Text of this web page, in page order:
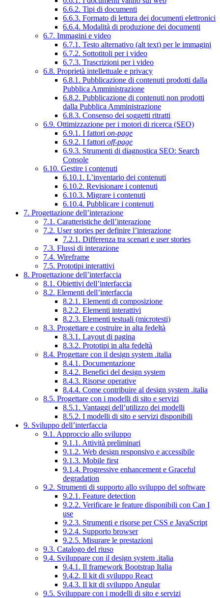
6.6.2. Tipi di documenti
6.6.3. Formato di lettura dei documenti elettronici
6.6.4. Modalità di produzione dei documenti
6.7. Immagini e video
6.7.1. Testo alternativo (alt text) per le immagini
6.7.2. Sottotitoli per i video
6.7.3. Trascrizioni per i video
6.8. Proprietà intellettuale e privacy
6.8.1. Pubblicazione di contenuti prodotti dalla
Pubblica Amministrazione
6.8.2. Pubblicazione di contenuti non prodotti
dalla Pubblica Amministrazione
6.8.3. Consenso dei soggetti ritratti
6.9. Ottimizzazione per i motori di ricerca (SEO)
6.9.1. I fattori on-page
6.9.2. I fattori off-page
6.9.3. Strumenti di diagnostica SEO: Search
Console
6.10. Gestire i contenuti
6.10.1. L’inventario dei contenuti
6.10.2. Revisionare i contenuti
6.10.3. Migrare i contenuti
6.10.4. Pubblicare i contenuti
7. Progettazione dell’interazione
7.1. Caratteristiche dell’interazione
7.2. User stories per definire l’interazione
7.2.1. Differenza tra scenari e user stories
7.3. Flussi di interazione
7.4. Wireframe
7.5. Prototipi interattivi
8. Progettazione dell’interfaccia
8.1. Obiettivi dell’interfaccia
8.2. Elementi dell’interfaccia
8.2.1. Elementi di composizione
8.2.2. Elementi interattivi
8.2.3. Elementi testuali (microtesti)
8.3. Progettare e costruire in alta fedeltà
8.3.1. Layout di pagina
8.3.2. Prototipi in alta fedeltà
8.4. Progettare con il design system .italia
8.4.1. Documentazione
8.4.2. Benefici del design system
8.4.3. Risorse operative
8.4.4. Come contribuire al design system .italia
8.5. Progettare con i modelli di sito e servizi
8.5.1. Vantaggi dell’utilizzo dei modelli
8.5.2. I modelli di sito e servizi disponibili
9. Sviluppo dell’interfaccia
9.1. Approccio allo sviluppo
9.1.1. Attività preliminari
9.1.2. Web design responsivo e accessibile
9.1.3. Mobile first
9.1.4. Progressive enhancement e Graceful
degradation
9.2. Strumenti di supporto allo sviluppo del software
9.2.1. Feature detection
9.2.2. Verificare le feature disponibili con Can I
use
9.2.3. Strumenti e risorse per CSS e JavaScript
9.2.4. Supporto browser
9.2.5. Misurare le prestazioni
9.3. Catalogo del riuso
9.4. Sviluppare con il design system .italia
9.4.1. Il framework Bootstrap Italia
9.4.2. Il kit di sviluppo React
9.4.3. Il kit di sviluppo Angular
9.5. Sviluppare con i modelli di sito e servizi